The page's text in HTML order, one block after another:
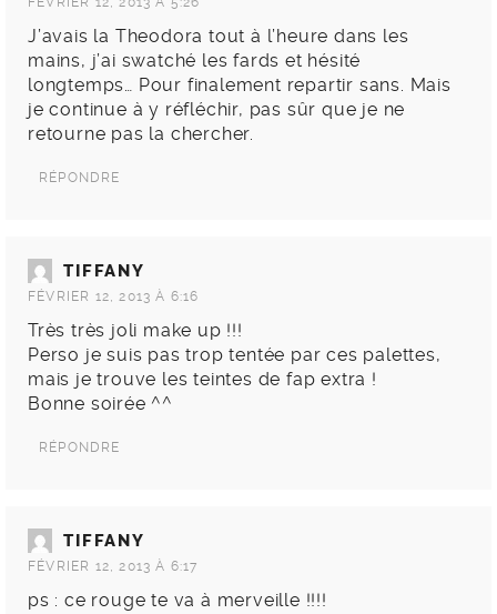
J’avais la Theodora tout à l’heure dans les
mains, j’ai swatché les fards et hésité
longtemps… Pour finalement repartir sans. Mais
je continue à y réfléchir, pas sûr que je ne
retourne pas la chercher.
RÉPONDRE
TIFFANY
FÉVRIER 12, 2013 À 6:16
Très très joli make up !!!
Perso je suis pas trop tentée par ces palettes,
mais je trouve les teintes de fap extra !
Bonne soirée ^^
RÉPONDRE
TIFFANY
FÉVRIER 12, 2013 À 6:17
ps : ce rouge te va à merveille !!!!